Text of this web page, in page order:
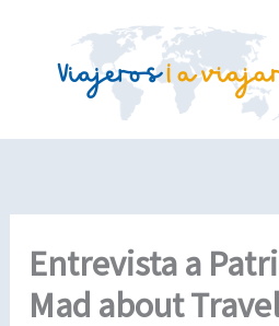
contenido
Entrevista a
Mad about